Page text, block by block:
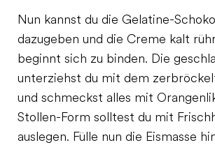
Nun kannst du die Gelatine-
dazugeben und die Creme kalt
beginnt sich zu binden. Die
unterziehst du mit dem
und schmeckst alles mit
Stollen-Form solltest du mit
auslegen. Fülle nun die Eismasse